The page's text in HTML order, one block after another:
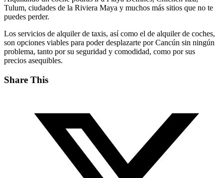
Tulum, ciudades de la Riviera Maya y muchos más sitios que no te
puedes perder.
Los servicios de alquiler de taxis, así como el de alquiler de coches,
son opciones viables para poder desplazarte por Cancún sin ningún
problema, tanto por su seguridad y comodidad, como por sus
precios asequibles.
Share This